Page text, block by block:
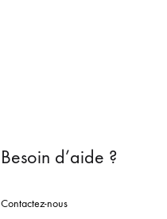
Besoin d’aide ?
Contactez-nous